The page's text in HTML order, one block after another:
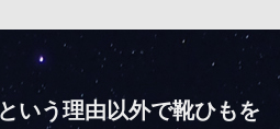
いう理由以外で靴ひもを